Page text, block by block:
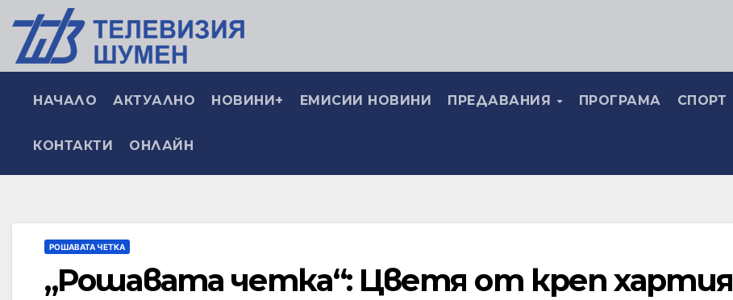
НАЧАЛО АКТУАЛНО НОВИНИ+ ЕМИСИИ НОВИНИ ПРЕДАВАНИЯ ПРОГРАМА СПОРТ
КОНТАКТИ ОНЛАЙН
РОШАВАТА ЧЕТКА
„Рошавата четка“: Цветя от креп хартия